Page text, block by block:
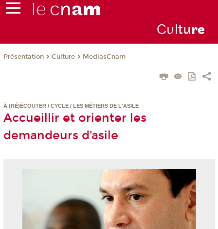
Culture
Présentation Culture MediasCnam
À (RÉ)ÉCOUTER / CYCLE / LES MÉTIERS DE L'ASILE
Accueillir et orienter les
demandeurs d’asile